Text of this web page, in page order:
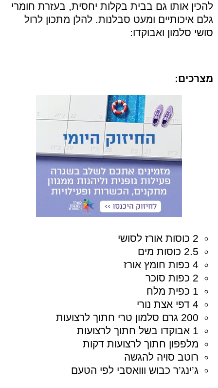
להכין אותו גם בבית בקלות יחסית, בעזרת חומרי
גלם איכותיים ומעט סבלנות. להלן מתכון לרול
סושי סלמון ואבוקדו:
מצרכים:
2 כוסות אורז לסושי
2.5 כוסות מים
4 כפות חומץ אורז
2 כפות סוכר
1 כפית מלח
4 דפי אצת נורי
200 גרם סלמון טרי חתוך לרצועות
1 אבוקדו בשל חתוך לרצועות
מלפפון חתוך לרצועות דקות
רוטב סויה להגשה
ג’ינג’ר כבוש ווואסבי לפי הטעם